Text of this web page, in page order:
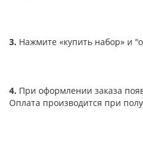
3. Нажмите «купить набор» и
4. При оформлении заказа
Оплата производится при